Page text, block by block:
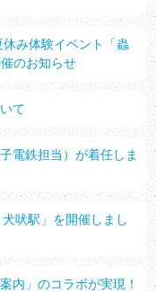
み体験イベント「蟲
のお知らせ
て
電鉄担当）が着任しま
吠駅」を開催しまし
内」のコラボが実現！